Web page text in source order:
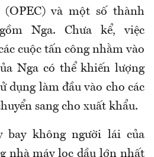
và một số thành
Nga. Chưa kể, việc
cuộc tấn công nhằm vào
Nga có thể khiến lượng
dụng làm đầu vào cho các
sang cho xuất khẩu.
bay không người lái của
nhà máy lọc dầu lớn nhất